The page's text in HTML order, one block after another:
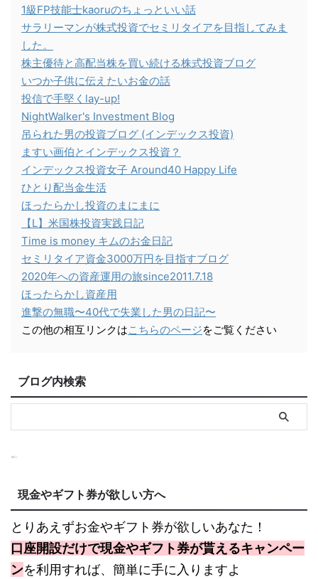
1級FP技能士kaoruのちょっといい話
サラリーマンが株式投資でセミリタイアを目指してみま
した。
株主優待と高配当株を買い続ける株式投資ブログ
いつか子供に伝えたいお金の話
投信で手堅くlay-up!
NightWalker's Investment Blog
吊られた男の投資ブログ (インデックス投資)
ますい画伯とインデックス投資？
インデックス投資女子 Around40 Happy Life
ひとり配当金生活
ほったらかし投資のまにまに
【L】米国株投資実践日記
Time is money キムのお金日記
セミリタイア資金3000万円を目指すブログ
2020年への資産運用の旅since2011.7.18
ほったらかし資産用
進撃の無職〜40代で失業した男の日記〜
この他の相互リンクはこちらのページをご覧ください
ブログ内検索
現金やギフト券が欲しい方へ
とりあえずお金やギフト券が欲しいあなた！
口座開設だけで現金やギフト券が貰えるキャンペー
ンを利用すれば、簡単に手に入りますよ